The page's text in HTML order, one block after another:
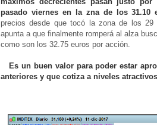
pasado viernes en la zna de los 31.10
precios desde que tocó la zona de los
apunta a que finalmente romperá al alza
como son los 32.75 euros por acción.
Es un buen valor para poder estar
anteriores y que cotiza a niveles